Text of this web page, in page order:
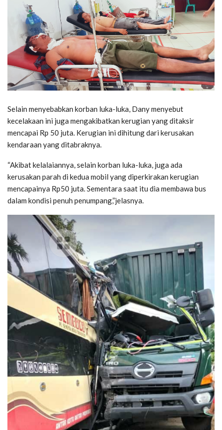
Selain menyebabkan korban luka-luka, Dany menyebut
kecelakaan ini juga mengakibatkan kerugian yang ditaksir
mencapai Rp 50 juta. Kerugian ini dihitung dari kerusakan
kendaraan yang ditabraknya.
“Akibat kelalaiannya, selain korban luka-luka, juga ada
kerusakan parah di kedua mobil yang diperkirakan kerugian
mencapainya Rp50 juta. Sementara saat itu dia membawa bus
dalam kondisi penuh penumpang,”jelasnya.